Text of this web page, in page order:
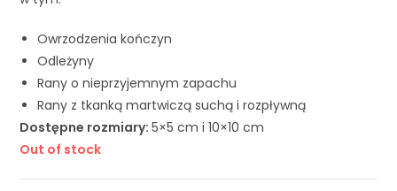
Owrzodzenia kończyn
Odleżyny
Rany o nieprzyjemnym zapachu
Rany z tkanką martwiczą suchą i rozpływną
Dostępne rozmiary:5×5 cm i 10×10 cm
Out of stock